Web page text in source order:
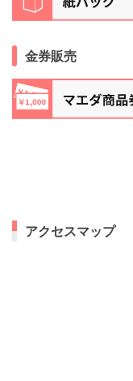
金券販売
アクセスマップ